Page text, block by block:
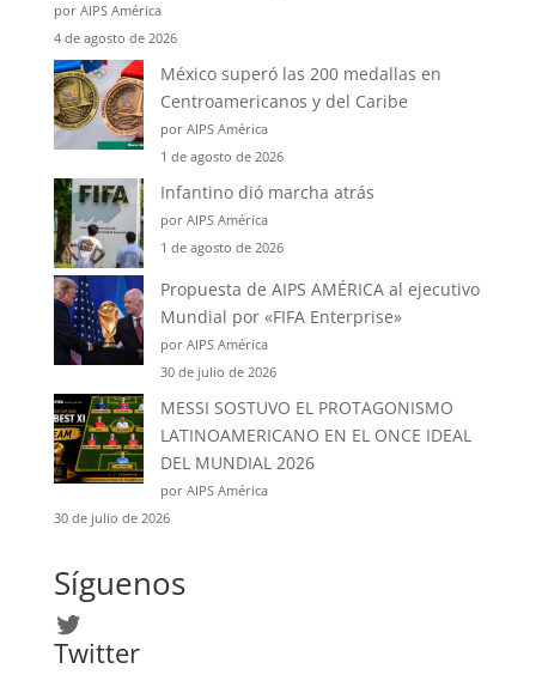
por AIPS América
4 de agosto de 2026
México superó las 200 medallas en
Centroamericanos y del Caribe
por AIPS América
1 de agosto de 2026
Infantino dió marcha atrás
por AIPS América
1 de agosto de 2026
Propuesta de AIPS AMÉRICA al ejecutivo
Mundial por «FIFA Enterprise»
por AIPS América
30 de julio de 2026
MESSI SOSTUVO EL PROTAGONISMO
LATINOAMERICANO EN EL ONCE IDEAL
DEL MUNDIAL 2026
por AIPS América
30 de julio de 2026
Síguenos
Twitter
Twitter